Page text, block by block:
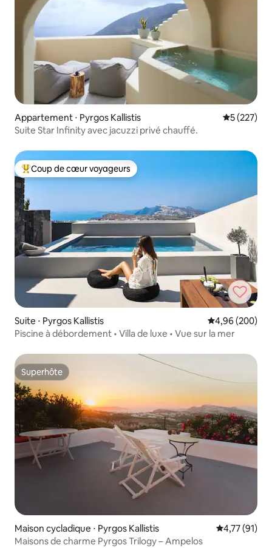
Appartement ⋅ Pyrgos Kallistis Évaluation
5 (227)
Suite Star Infinity avec jacuzzi privé chauffé.
Coups de cœur voyageurs les plus appréciés
Coup de cœur voyageurs
Suite ⋅ Pyrgos Kallistis Évaluation
4,96 (200)
Piscine à débordement • Villa de luxe • Vue sur la mer
Superhôte
Superhôte
Maison cycladique ⋅ Pyrgos Kallistis Évaluation
4,77 (91)
Maisons de charme Pyrgos Trilogy – Ampelos